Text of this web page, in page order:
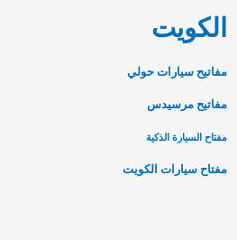
الكويت
مفاتيح سيارات حولي
مفاتيح مرسيدس
مفتاح السيارة الذكية
مفتاح سيارات الكويت